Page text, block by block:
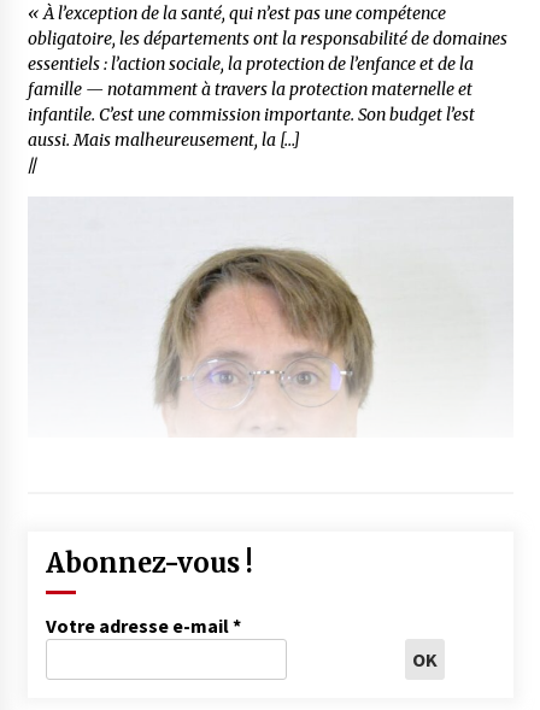
« À l’exception de la santé, qui n’est pas une compétence
obligatoire, les départements ont la responsabilité de domaines
essentiels : l’action sociale, la protection de l’enfance et de la
famille — notamment à travers la protection maternelle et
infantile. C’est une commission importante. Son budget l’est
aussi. Mais malheureusement, la […]
//
Abonnez-vous !
Votre adresse e-mail*